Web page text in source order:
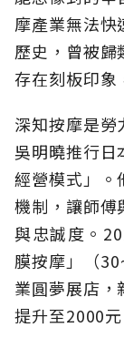
摩產業無法快
歷史，曾被歸
存在刻板印象
深知按摩是勞
吳明曉推行日
經營模式」。
機制，讓師傅
與忠誠度。
膜按摩」（
業圓夢展店，
提升至2000